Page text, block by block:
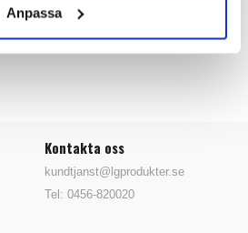
Anpassa
Kontakta oss
kundtjanst@lgprodukter.se
Tel: 0456-820020